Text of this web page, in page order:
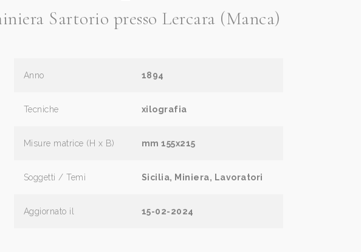
Sartorio presso Lercara (Manca)
Anno 1894
Tecniche xilografia
Misure matrice (H x B) mm 155x215
Soggetti / Temi Sicilia, Miniera, Lavoratori
Aggiornato il 15-02-2024